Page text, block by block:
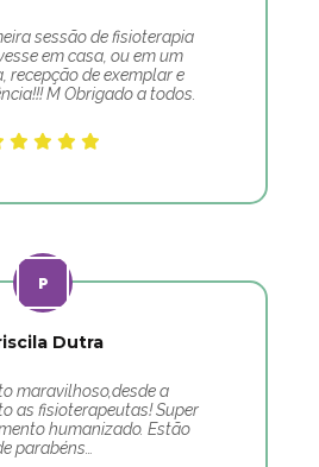
sessão de fisioterapia
em casa, ou em um
recepção de exemplar e
M Obrigado a todos.
Dutra
maravilhoso,desde a
as fisioterapeutas! Super
humanizado. Estão
parabéns…